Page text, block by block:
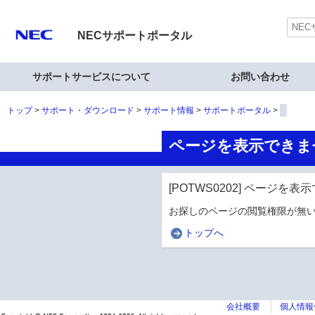
NECサポートポータル
サポートサービスについて お問い合わせ
トップ サポート・ダウンロード サポート情報 サポートポータル
ページを表示でき
[POTWS0202] ページを表
お探しのページの閲覧権限が無
トップへ
会社概要 個人情